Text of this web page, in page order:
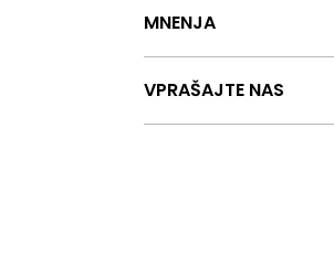
MNENJA
VPRAŠAJTE NAS